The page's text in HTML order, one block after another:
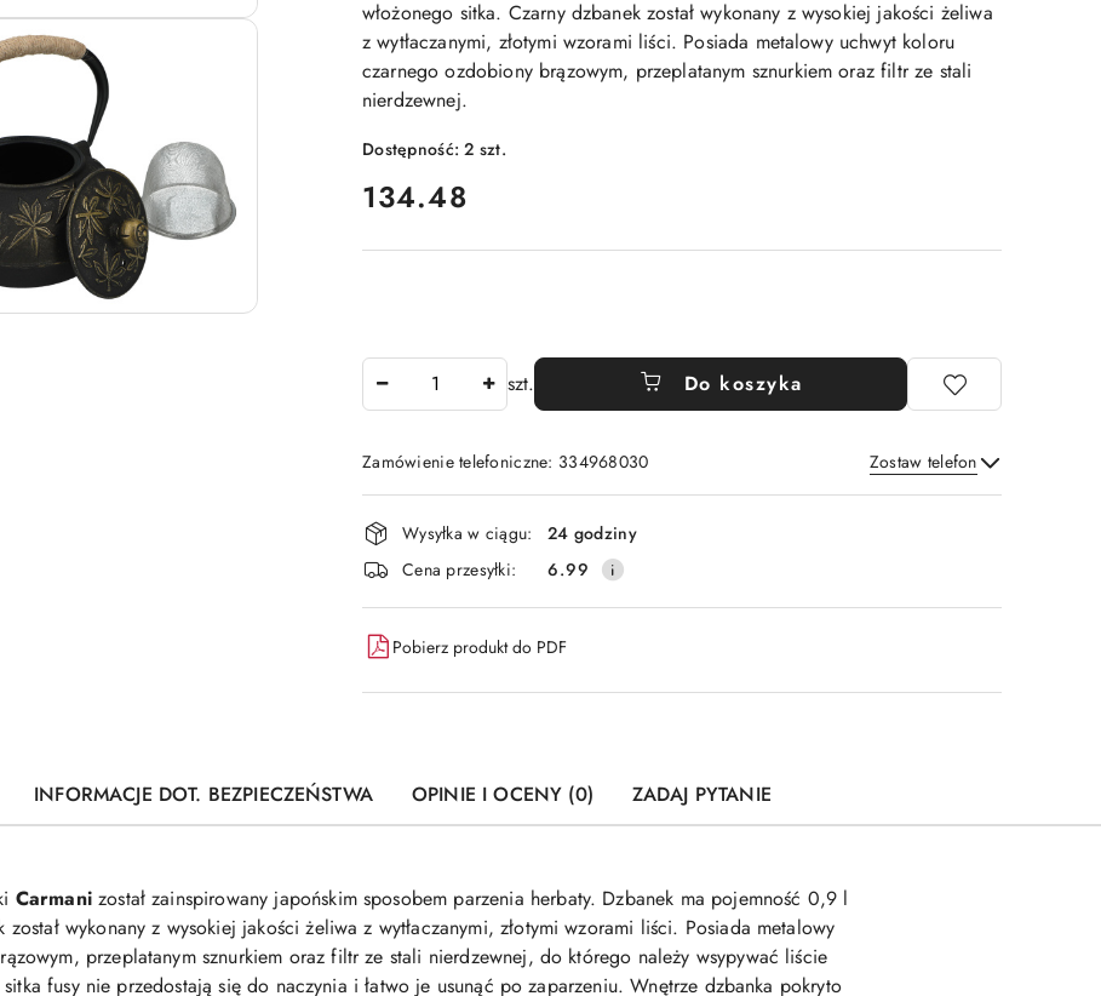
włożonego sitka. Czarny dzbanek został wykonany z wysokiej jakości żeliwa
z wytłaczanymi, złotymi wzorami liści. Posiada metalowy uchwyt koloru
czarnego ozdobiony brązowym, przeplatanym sznurkiem oraz filtr ze stali
nierdzewnej.
Dostępność:2 szt.
cena:
134.48
szt. Do koszyka
Zamówienie telefoniczne: 334968030 Zostaw telefon
Wyślij
Dostępność
i
dostawa
Wysyłka w ciągu:
24 godziny
Cena przesyłki:
6.99
Pobierz produkt do PDF
INFORMACJE DOT. BEZPIECZEŃSTWA OPINIE I OCENY (0) ZADAJ PYTANIE
Carmanizostał zainspirowany japońskim sposobem parzenia herbaty. Dzbanek ma pojemność 0,9 l
został wykonanyz wysokiej jakości żeliwa z wytłaczanymi, złotymi wzorami liści. Posiada metalowy
przeplatanym sznurkiem oraz filtr ze stali nierdzewnej, do którego należy wsypywać liście
fusy nie przedostają się do naczynia i łatwo je usunąć po zaparzeniu. Wnętrze dzbanka pokryto